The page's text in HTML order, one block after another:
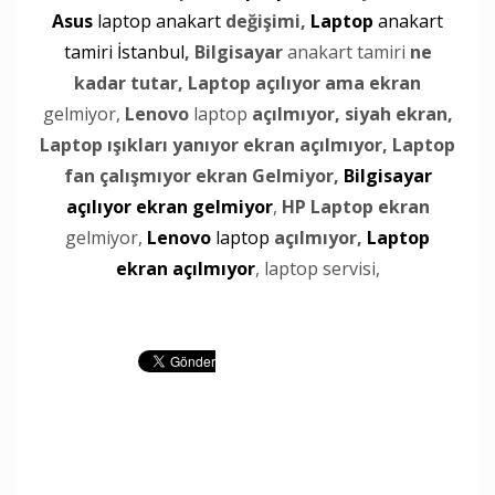
Asus laptop anakart değişimi, Laptop anakart
tamiri İstanbul, Bilgisayaranakart tamiri ne
kadar tutar, Laptop açılıyor ama ekran
gelmiyor, Lenovolaptop açılmıyor, siyah ekran,
Laptop ışıkları yanıyor ekran açılmıyor, Laptop
fan çalışmıyor ekran Gelmiyor, Bilgisayar
açılıyor ekran gelmiyor, HP Laptop ekran
gelmiyor, Lenovo laptop açılmıyor, Laptop
ekran açılmıyor, laptop servisi,